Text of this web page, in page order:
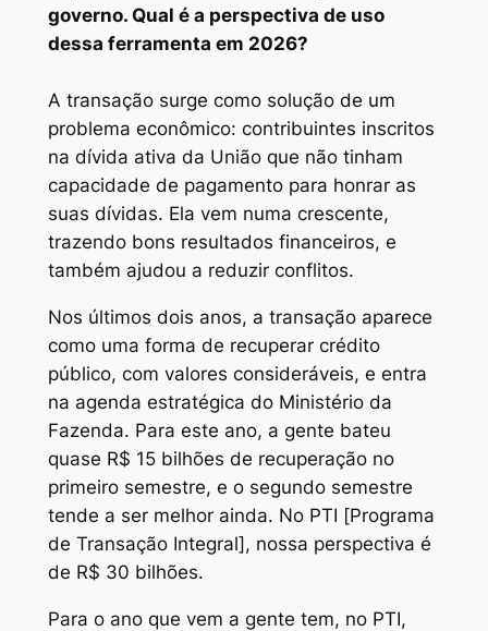
governo. Qual é a perspectiva de uso
dessa ferramenta em 2026?
A transação surge como solução de um
problema econômico: contribuintes inscritos
na dívida ativa da União que não tinham
capacidade de pagamento para honrar as
suas dívidas. Ela vem numa crescente,
trazendo bons resultados financeiros, e
também ajudou a reduzir conflitos.
Nos últimos dois anos, a transação aparece
como uma forma de recuperar crédito
público, com valores consideráveis, e entra
na agenda estratégica do Ministério da
Fazenda. Para este ano, a gente bateu
quase R$ 15 bilhões de recuperação no
primeiro semestre, e o segundo semestre
tende a ser melhor ainda. No PTI [Programa
de Transação Integral], nossa perspectiva é
de R$ 30 bilhões.
Para o ano que vem a gente tem, no PTI,